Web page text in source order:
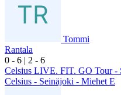
Tommi
Rantala
0 - 6 | 2 - 6
Celsius LIVE. FIT. GO Tour -
Celsius - Seinäjoki - Miehet E